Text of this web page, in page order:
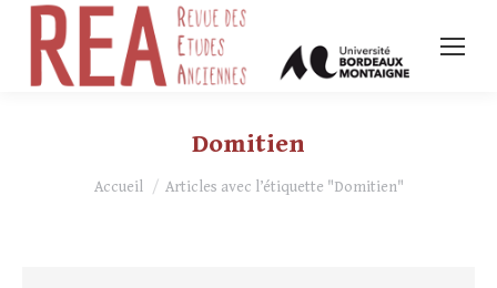
Domitien
Vous êtes ici :
Accueil Articles avec l’étiquette "Domitien"